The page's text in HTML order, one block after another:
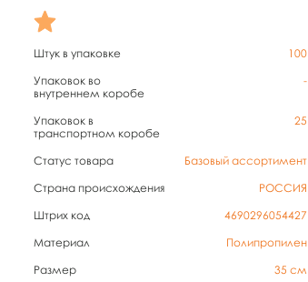
Штук в упаковке
100
Упаковок во
внутреннем коробе
-
Упаковок в
транспортном коробе
25
Статус товара
Базовый ассортимент
Страна происхождения
РОССИЯ
Штрих код
4690296054427
Материал
Полипропилен
Размер
35 см